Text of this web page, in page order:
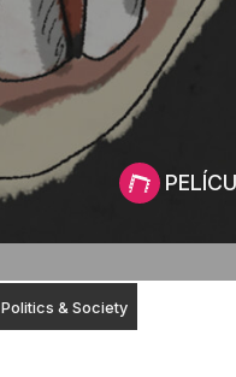
Politics & Society